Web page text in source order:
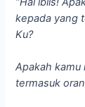
kepada yang
Ku?
Apakah kamu
termasuk